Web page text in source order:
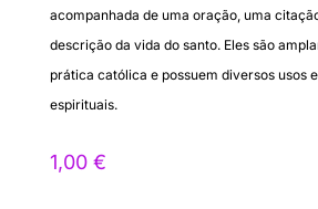
acompanhada de uma oração, uma
descrição da vida do santo. Eles são
prática católica e possuem diversos usos
espirituais.
1,00 €